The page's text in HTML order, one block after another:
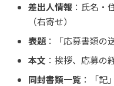
差出人情報 ：氏名・
（右寄せ）
表題 ：「応募書類の
本文 ：挨拶、応募の
同封書類一覧 ：「記